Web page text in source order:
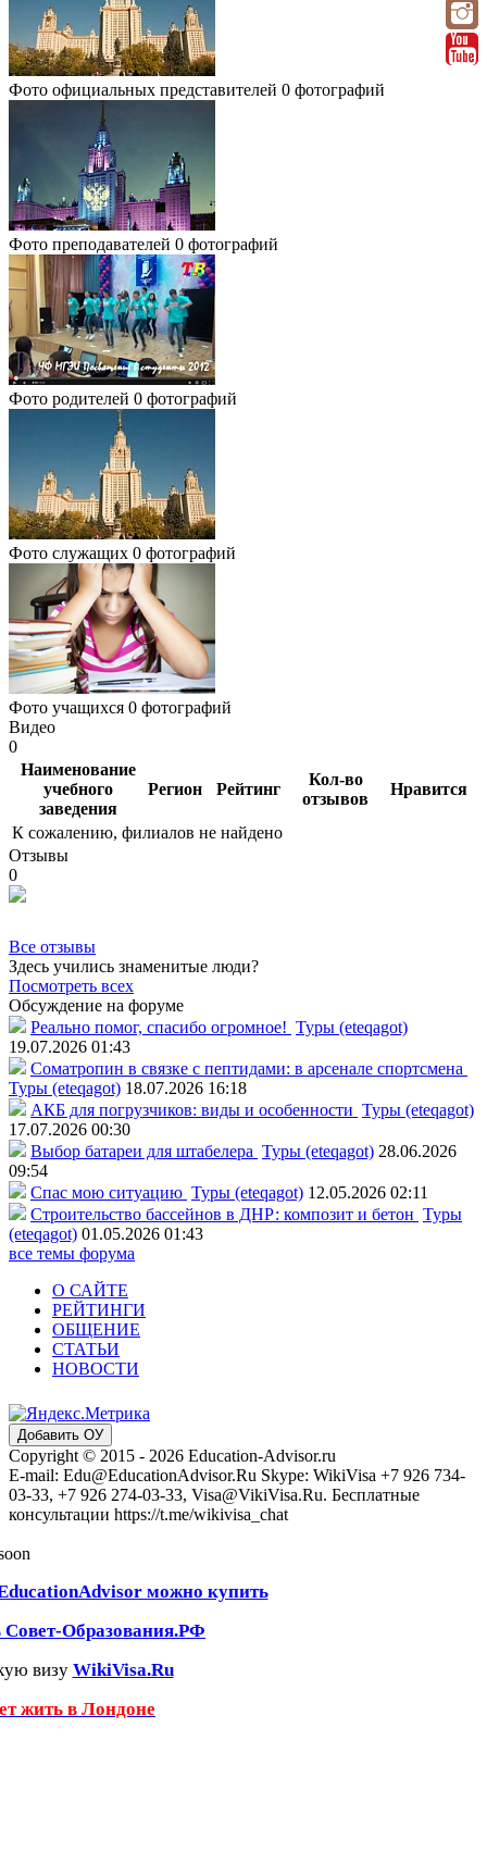
Фото официальных представителей 0 фотографий
Фото преподавателей 0 фотографий
Фото родителей 0 фотографий
Фото служащих 0 фотографий
Фото учащихся 0 фотографий
Видео
0
Наименование
учебного
заведения
Регион Рейтинг
Кол-во
отзывов
Нравится
К сожалению, филиалов не найдено
Отзывы
0
Все отзывы
Здесь учились знаменитые люди?
Посмотреть всех
Обсуждение на форуме
Реально помог, спасибо огромное! Туры (eteqagot)
19.07.2026 01:43
Соматропин в связке с пептидами: в арсенале спортсмена
Туры (eteqagot) 18.07.2026 16:18
АКБ для погрузчиков: виды и особенности Туры (eteqagot)
17.07.2026 00:30
Выбор батареи для штабелера Туры (eteqagot) 28.06.2026
09:54
Спас мою ситуацию Туры (eteqagot) 12.05.2026 02:11
Строительство бассейнов в ДНР: композит и бетон Туры
(eteqagot) 01.05.2026 01:43
все темы форума
О САЙТЕ
РЕЙТИНГИ
ОБЩЕНИЕ
СТАТЬИ
НОВОСТИ
Добавить ОУ
Copyright © 2015 - 2026 Education-Advisor.ru
E-mail: Edu@EducationAdvisor.Ru Skype: WikiVisa +7 926 734-
03-33, +7 926 274-03-33, Visa@VikiVisa.Ru. Бесплатные
консультации https://t.me/wikivisa_chat
можно купить
Совет-Образования.РФ
визу WikiVisa.Ru
жить в Лондоне